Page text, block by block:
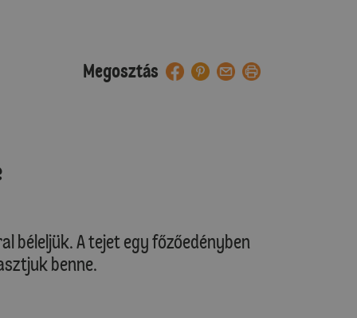
Megosztás
béleljük. A tejet egy főzőedényben
benne.